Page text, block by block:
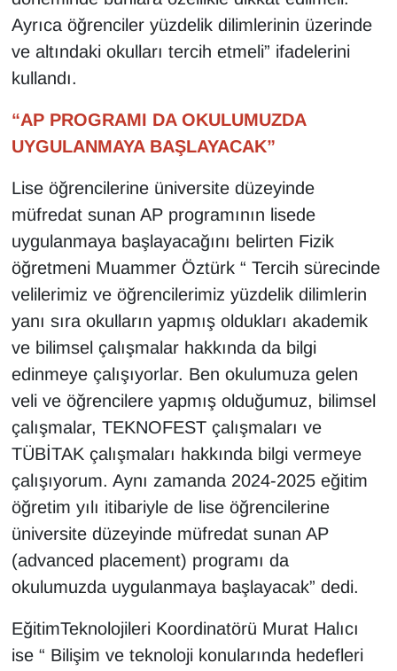
Ayrıca öğrenciler yüzdelik dilimlerinin üzerinde
ve altındaki okulları tercih etmeli” ifadelerini
kullandı.
“AP PROGRAMI DA OKULUMUZDA
UYGULANMAYA BAŞLAYACAK”
Lise öğrencilerine üniversite düzeyinde
müfredat sunan AP programının lisede
uygulanmaya başlayacağını belirten Fizik
öğretmeni Muammer Öztürk “ Tercih sürecinde
velilerimiz ve öğrencilerimiz yüzdelik dilimlerin
yanı sıra okulların yapmış oldukları akademik
ve bilimsel çalışmalar hakkında da bilgi
edinmeye çalışıyorlar. Ben okulumuza gelen
veli ve öğrencilere yapmış olduğumuz, bilimsel
çalışmalar, TEKNOFEST çalışmaları ve
TÜBİTAK çalışmaları hakkında bilgi vermeye
çalışıyorum. Aynı zamanda 2024-2025 eğitim
öğretim yılı itibariyle de lise öğrencilerine
üniversite düzeyinde müfredat sunan AP
(advanced placement) programı da
okulumuzda uygulanmaya başlayacak” dedi.
EğitimTeknolojileri Koordinatörü Murat Halıcı
ise “ Bilişim ve teknoloji konularında hedefleri